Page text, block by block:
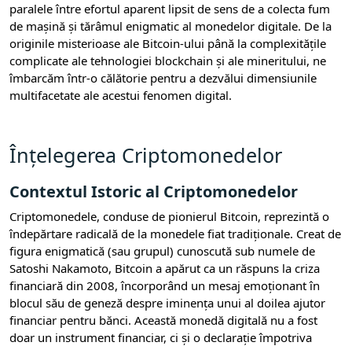
paralele între efortul aparent lipsit de sens de a colecta fum
de mașină și tărâmul enigmatic al monedelor digitale. De la
originile misterioase ale Bitcoin-ului până la complexitățile
complicate ale tehnologiei blockchain și ale mineritului, ne
îmbarcăm într-o călătorie pentru a dezvălui dimensiunile
multifacetate ale acestui fenomen digital.
Înțelegerea Criptomonedelor
Contextul Istoric al Criptomonedelor
Criptomonedele, conduse de pionierul Bitcoin, reprezintă o
îndepărtare radicală de la monedele fiat tradiționale. Creat de
figura enigmatică (sau grupul) cunoscută sub numele de
Satoshi Nakamoto, Bitcoin a apărut ca un răspuns la criza
financiară din 2008, încorporând un mesaj emoționant în
blocul său de geneză despre iminența unui al doilea ajutor
financiar pentru bănci. Această monedă digitală nu a fost
doar un instrument financiar, ci și o declarație împotriva